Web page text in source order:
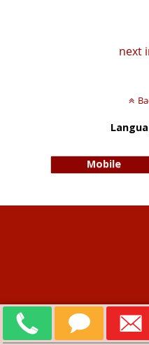
next
Mobile